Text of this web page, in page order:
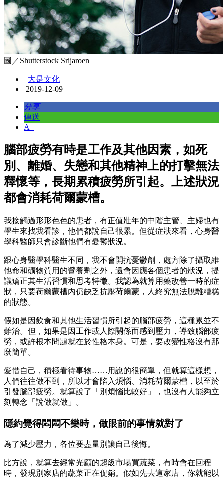
圖／Shutterstock Srijaroen
大是文化
2019-12-09
分享
傳送
A+
腦部疲勞有時是工作及其他因素，如死
別、離婚、失戀和其他精神上的打擊無法
釋懷等，長期累積疲勞所引起。上述狀況
都會消耗荷爾蒙槽。
我接觸過形形色色的患者，有正值壯年的中階主管、主婦也有
學生來找我看診，他們都說自己很累。但從症狀來看，心身醫
學科醫師只會診斷他們有憂鬱狀況。
跟心身醫學科醫生不同，我不會開抗憂鬱劑，處方除了攝取維
他命和礦物質用的營養劑之外，還會因應各個患者的狀況，提
議矯正其生活習慣和思考特徵。我認為就算用藥改善一時的症
狀，只要荷爾蒙槽內仍缺乏抗壓荷爾蒙，人終究無法脫離糟糕
的狀態。
假如是因飲食和其他生活習慣所引起的腦部疲勞，這種累並不
難治。但，如果是因工作或人際關係而感到壓力，導致腦部疲
勞，或許根本問題就在於性格本身。可是，要改變性格沒有那
麼簡單。
愛惜自己，積極看待事物……用說的很簡單，但就算這樣想，
人們往往做不到，所以才會陷入煩惱、消耗荷爾蒙槽，以至於
引發腦部疲勞。就算說了「別煩惱比較好」，也沒有人能夠立
刻轉念「說做就做」。
隱約覺得悶悶不樂時，做眼前的事情就對了
為了減少壓力，各位要盡量別讓自己後悔。
比方說，就算去經常光顧的超級市場買蔬菜，有時會在回程
時，發現別家店的蔬菜正在促銷。假如先去這家店，你就能以